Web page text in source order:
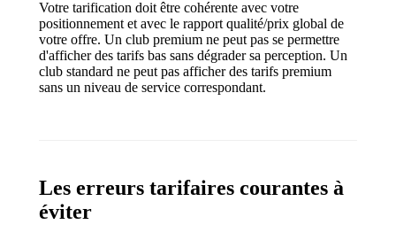
Votre tarification doit être cohérente avec votre
positionnement et avec le rapport qualité/prix global de
votre offre. Un club premium ne peut pas se permettre
d'afficher des tarifs bas sans dégrader sa perception. Un
club standard ne peut pas afficher des tarifs premium
sans un niveau de service correspondant.
Les erreurs tarifaires courantes à
éviter